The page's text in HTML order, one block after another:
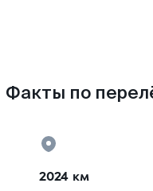
Факты по
2024 км